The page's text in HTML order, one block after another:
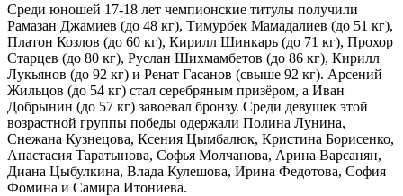
Среди юношей 17-18 лет чемпионские титулы получили
Рамазан Джамиев (до 48 кг), Тимурбек Мамадалиев (до 51 кг),
Платон Козлов (до 60 кг), Кирилл Шинкарь (до 71 кг), Прохор
Старцев (до 80 кг), Руслан Шихмамбетов (до 86 кг), Кирилл
Лукьянов (до 92 кг) и Ренат Гасанов (свыше 92 кг). Арсений
Жильцов (до 54 кг) стал серебряным призёром, а Иван
Добрынин (до 57 кг) завоевал бронзу. Среди девушек этой
возрастной группы победы одержали Полина Лунина,
Снежана Кузнецова, Ксения Цымбалюк, Кристина Борисенко,
Анастасия Таратынова, Софья Молчанова, Арина Варсанян,
Диана Цыбулкина, Влада Кулешова, Ирина Федотова, София
Фомина и Самира Итониева.